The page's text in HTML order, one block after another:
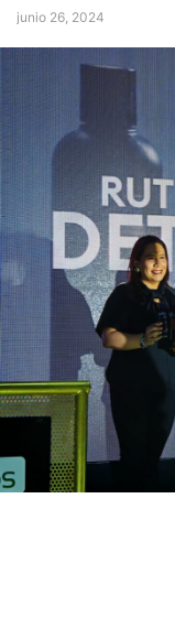
junio 26, 2024